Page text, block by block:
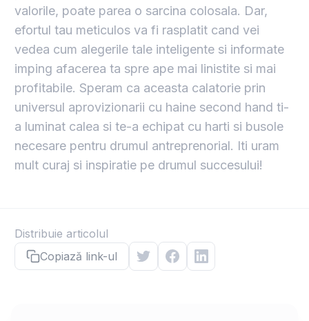
valorile, poate parea o sarcina colosala. Dar,
efortul tau meticulos va fi rasplatit cand vei
vedea cum alegerile tale inteligente si informate
imping afacerea ta spre ape mai linistite si mai
profitabile. Speram ca aceasta calatorie prin
universul aprovizionarii cu haine second hand ti-
a luminat calea si te-a echipat cu harti si busole
necesare pentru drumul antreprenorial. Iti uram
mult curaj si inspiratie pe drumul succesului!
Distribuie articolul
Copiază link-ul